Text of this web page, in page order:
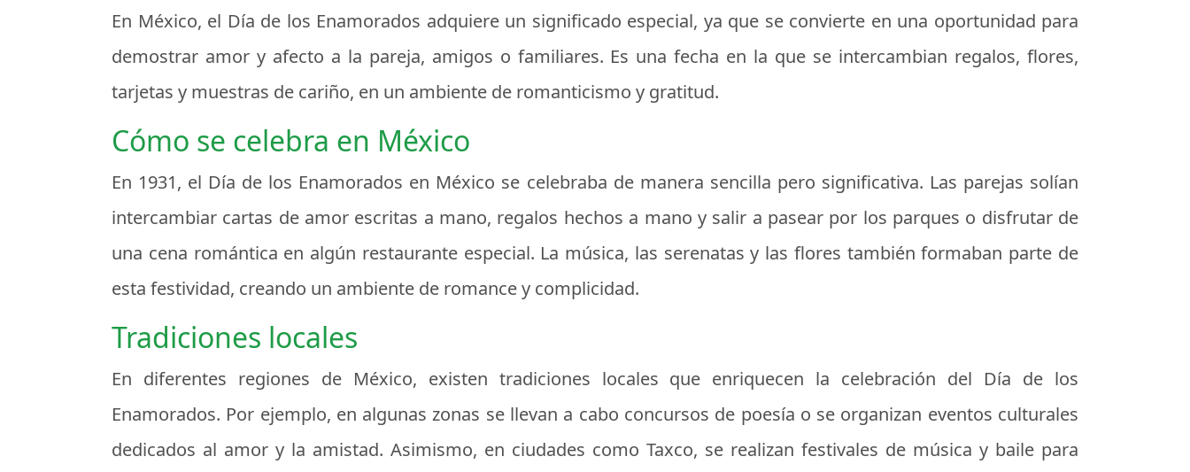
En México, el Día de los Enamorados adquiere un significado especial, ya que se convierte en una oportunidad para
demostrar amor y afecto a la pareja, amigos o familiares. Es una fecha en la que se intercambian regalos, flores,
tarjetas y muestras de cariño, en un ambiente de romanticismo y gratitud.
Cómo se celebra en México
En 1931, el Día de los Enamorados en México se celebraba de manera sencilla pero significativa. Las parejas solían
intercambiar cartas de amor escritas a mano, regalos hechos a mano y salir a pasear por los parques o disfrutar de
una cena romántica en algún restaurante especial. La música, las serenatas y las flores también formaban parte de
esta festividad, creando un ambiente de romance y complicidad.
Tradiciones locales
En diferentes regiones de México, existen tradiciones locales que enriquecen la celebración del Día de los
Enamorados. Por ejemplo, en algunas zonas se llevan a cabo concursos de poesía o se organizan eventos culturales
dedicados al amor y la amistad. Asimismo, en ciudades como Taxco, se realizan festivales de música y baile para